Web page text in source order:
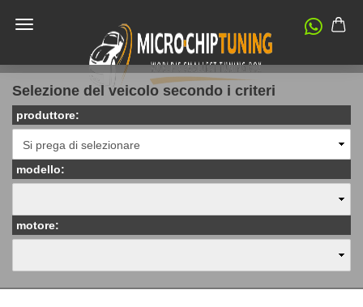
Selezione del veicolo secondo i criteri
produttore:
modello:
motore: